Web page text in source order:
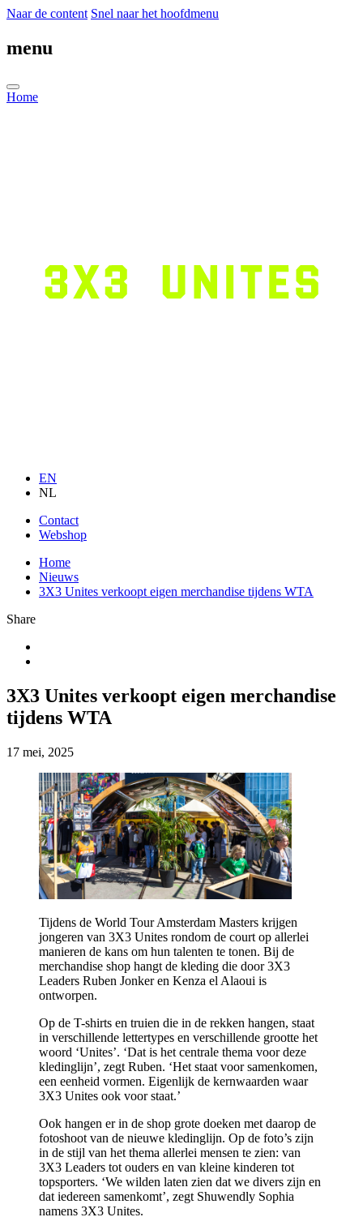
Naar de content Snel naar het hoofdmenu
menu
Home
EN
NL
Contact
Webshop
Home
Nieuws
3X3 Unites verkoopt eigen merchandise tijdens WTA
Share
3X3 Unites verkoopt eigen merchandise
tijdens WTA
17 mei, 2025
Tijdens de World Tour Amsterdam Masters krijgen
jongeren van 3X3 Unites rondom de court op allerlei
manieren de kans om hun talenten te tonen. Bij de
merchandise shop hangt de kleding die door 3X3
Leaders Ruben Jonker en Kenza el Alaoui is
ontworpen.
Op de T-shirts en truien die in de rekken hangen, staat
in verschillende lettertypes en verschillende grootte het
woord ‘Unites’. ‘Dat is het centrale thema voor deze
kledinglijn’, zegt Ruben. ‘Het staat voor samenkomen,
een eenheid vormen. Eigenlijk de kernwaarden waar
3X3 Unites ook voor staat.’
Ook hangen er in de shop grote doeken met daarop de
fotoshoot van de nieuwe kledinglijn. Op de foto’s zijn
in de stijl van het thema allerlei mensen te zien: van
3X3 Leaders tot ouders en van kleine kinderen tot
topsporters. ‘We wilden laten zien dat we divers zijn en
dat iedereen samenkomt’, zegt Shuwendly Sophia
namens 3X3 Unites.